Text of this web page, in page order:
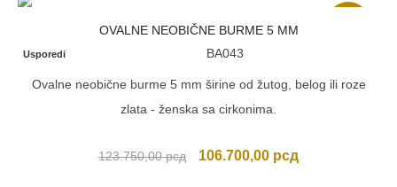
OVALNE NEOBIČNE BURME 5 MM
Usporedi BA043
Ovalne neobične burme 5 mm širine od žutog, belog ili roze
zlata - ženska sa cirkonima.
123.750,00рсд
Originalna
106.700,00 рсд